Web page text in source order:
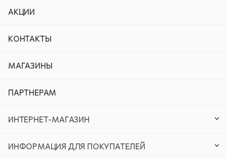
АКЦИИ
КОНТАКТЫ
МАГАЗИНЫ
ПАРТНЕРАМ
ИНТЕРНЕТ-МАГАЗИН
ИНФОРМАЦИЯ ДЛЯ ПОКУПАТЕЛЕЙ